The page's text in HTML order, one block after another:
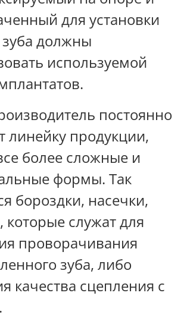
для установки
должны
используемой
постоянно
линейку продукции,
более сложные и
формы. Так
бороздки, насечки,
служат для
проворачивания
зуба, либо
качества сцепления с